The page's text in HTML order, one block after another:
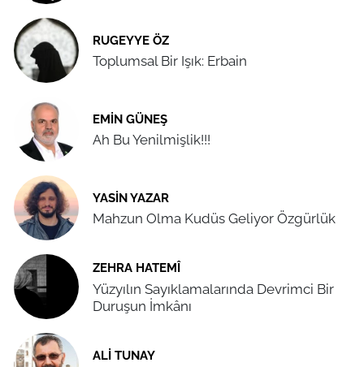
RUGEYYE ÖZ
Toplumsal Bir Işık: Erbain
EMIN GÜNEŞ
Ah Bu Yenilmişlik!!!
YASIN YAZAR
Mahzun Olma Kudüs Geliyor Özgürlük
ZEHRA HATEMÎ
Yüzyılın Sayıklamalarında Devrimci Bir
Duruşun İmkânı
ALI TUNAY